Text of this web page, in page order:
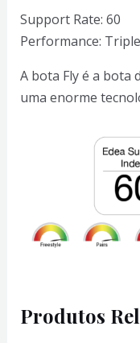
Support Rate: 60
Performance:
A bota Fly é a bota
uma enorme
Produtos